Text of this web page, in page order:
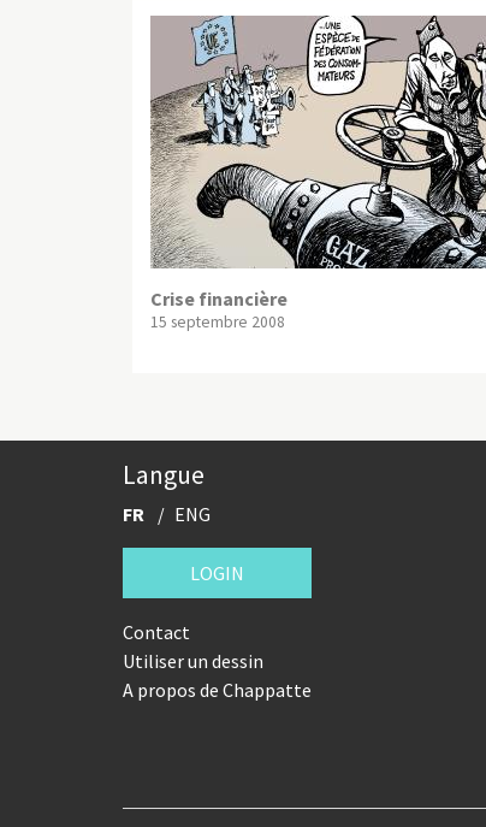
Crise financière
15 septembre 2008
Langue
FR ENG
LOGIN
Contact
Utiliser un dessin
A propos de Chappatte